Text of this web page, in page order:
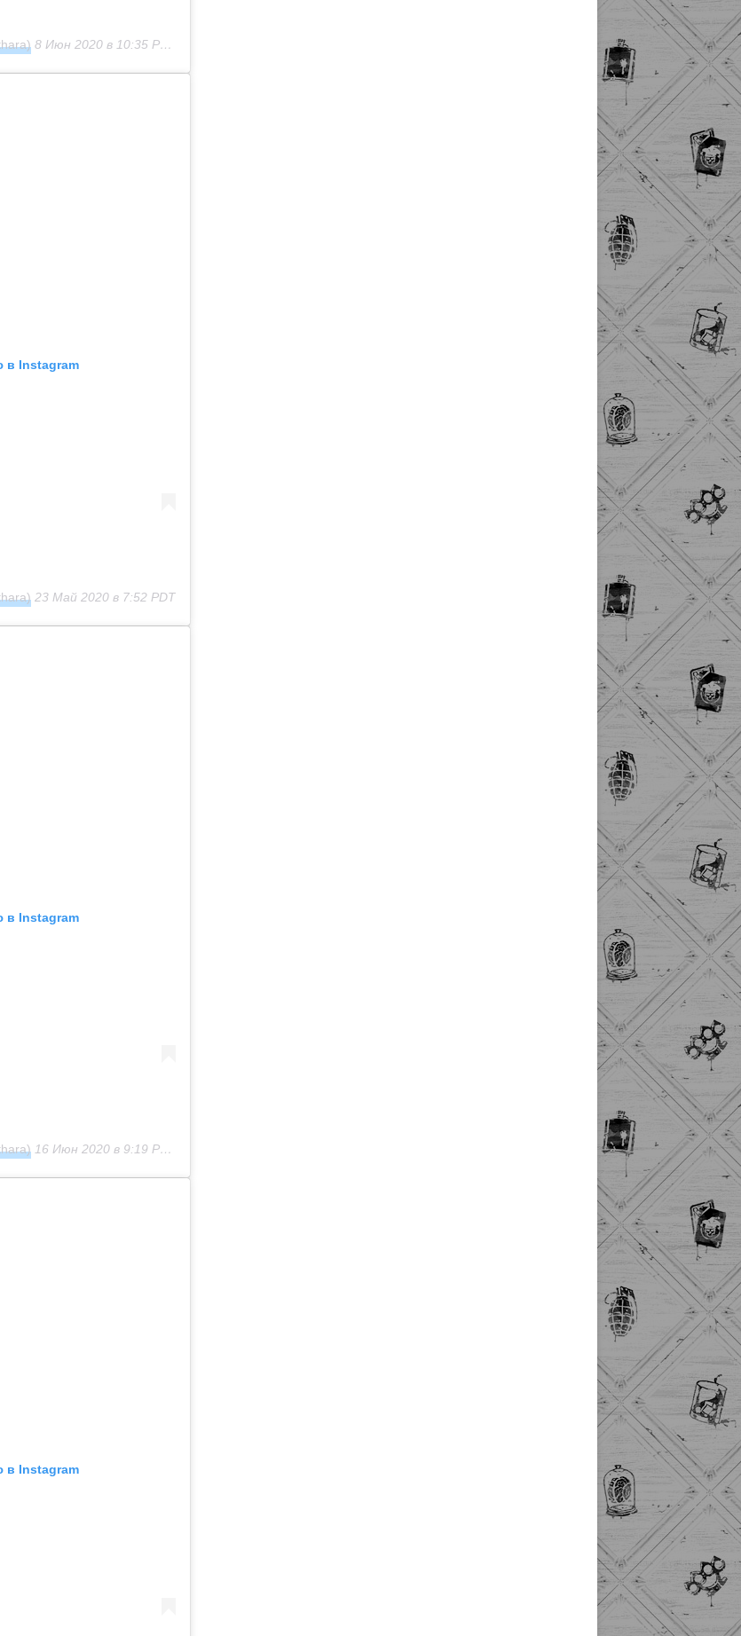
8 Июн 2020 в 10:35 PDT
в Instagram
23 Май 2020 в 7:52 PDT
в Instagram
16 Июн 2020 в 9:19 PDT
в Instagram